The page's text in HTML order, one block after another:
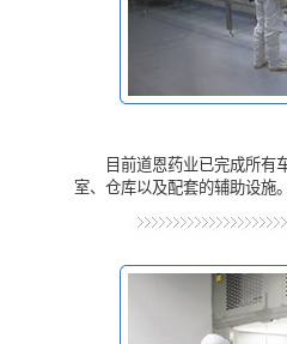
目前道恩药业已完成所有
室、仓库以及配套的辅助设施